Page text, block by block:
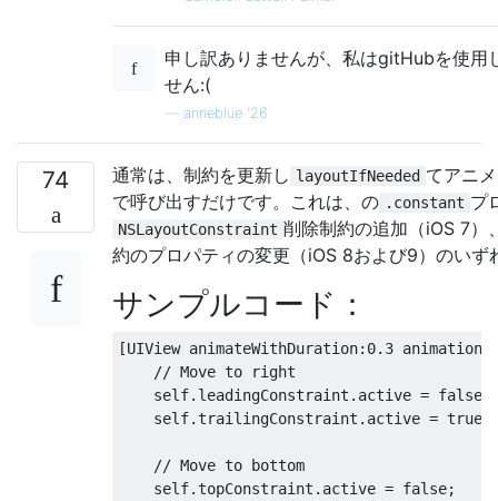
申し訳ありませんが、私はgitHubを使用
せん:(
anneblue '26
74 通常は、制約を更新し layoutIfNeeded てアニ
で呼び出すだけです。これは、の .constant プ
NSLayoutConstraint 削除制約の追加（iOS 7）
約のプロパティの変更（iOS 8および9）のいず
サンプルコード：
[UIView animateWithDuration: 0.3 animations
// Move to right
    self
. leadingConstraint . active = false
    self
.trailingConstraint . active = true
// Move to bottom
    self
.topConstraint . active = false;